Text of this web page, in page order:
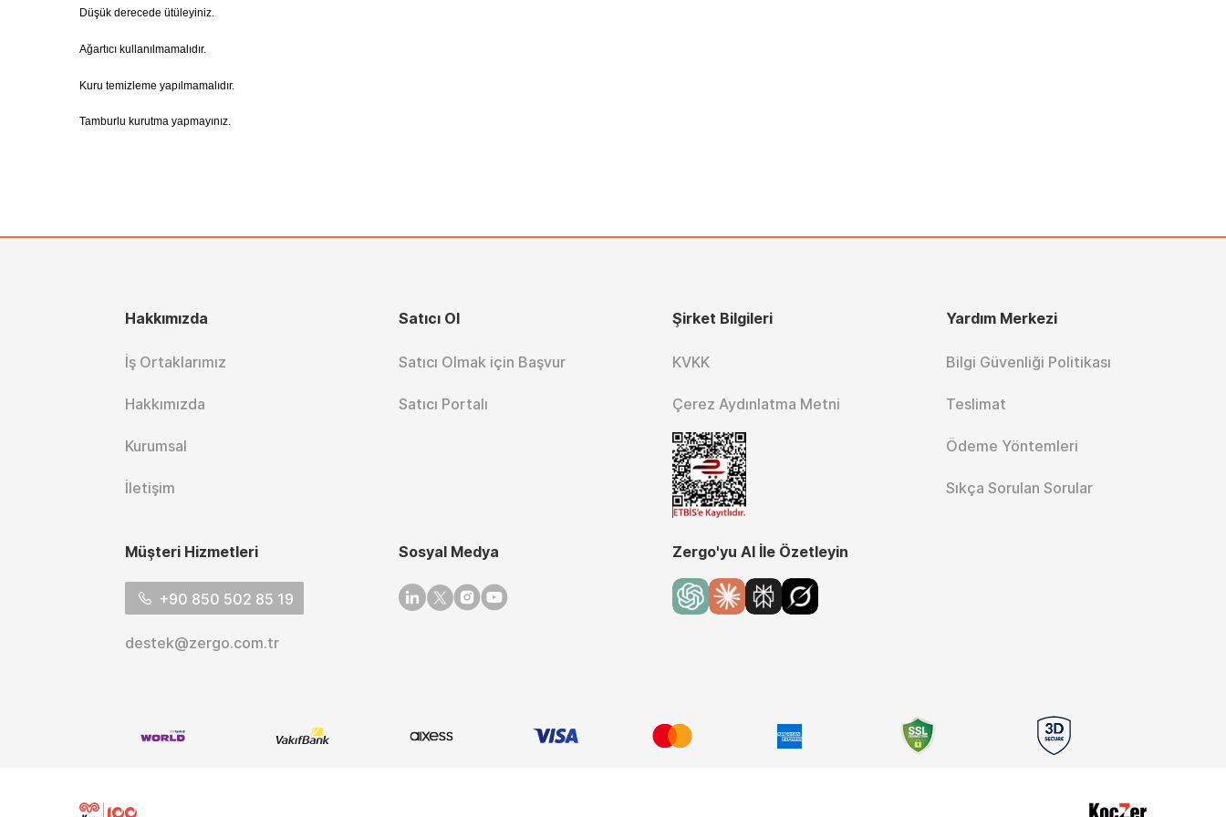
Düşük derecede ütüleyiniz.
Ağartıcı kullanılmamalıdır.
Kuru temizleme yapılmamalıdır.
Tamburlu kurutma yapmayınız.
Hakkımızda
İş Ortaklarımız
Hakkımızda
Kurumsal
İletişim
Satıcı Ol
Satıcı Olmak için Başvur
Satıcı Portalı
Şirket Bilgileri
KVKK
Çerez Aydınlatma Metni
Yardım Merkezi
Bilgi Güvenliği Politikası
Teslimat
Ödeme Yöntemleri
Sıkça Sorulan Sorular
Müşteri Hizmetleri
+90 850 502 85 19
destek@zergo.com.tr
Sosyal Medya
Linkedin
TwitterInstagram
Youtube
Zergo'yu AI İle Özetleyin